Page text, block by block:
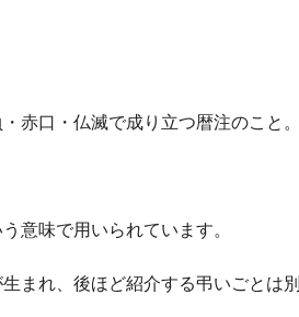
赤口・仏滅で成り立つ暦注のこと。
意味で用いられています。
まれ、後ほど紹介する弔いごとは